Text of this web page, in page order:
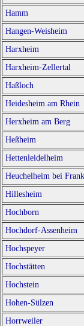
Hamm
Hangen-Weisheim
Harxheim
Harxheim-Zellertal
Haßloch
Heidesheim am Rhein
Herxheim am Berg
Heßheim
Hettenleidelheim
Heuchelheim bei
Hillesheim
Hochborn
Hochdorf-Assenheim
Hochspeyer
Hochstätten
Hochstein
Hohen-Sülzen
Horrweiler